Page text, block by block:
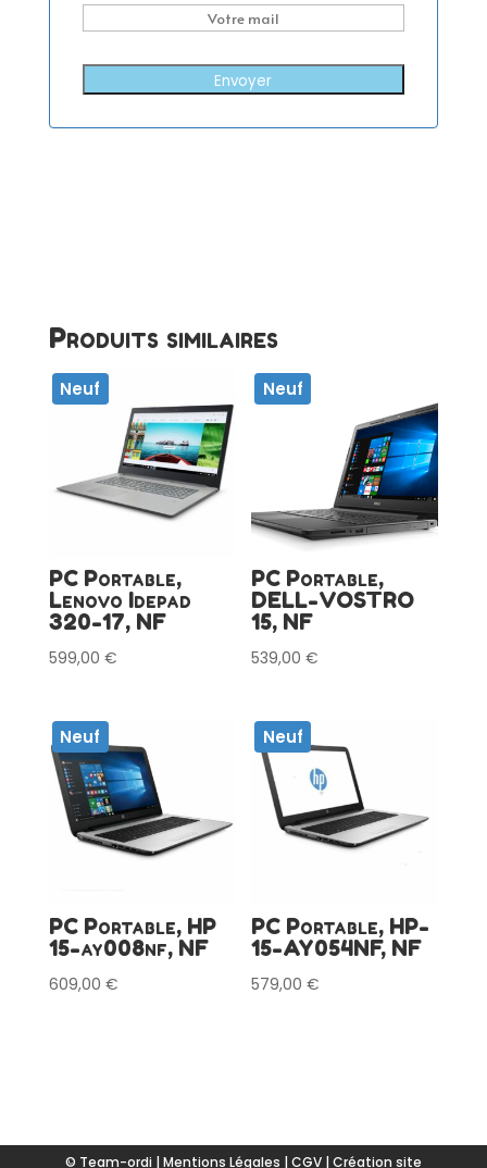
Envoyer
Produits similaires
Neuf
PC Portable,
Lenovo Idepad
320-17, NF
599,00 €
Neuf
PC Portable,
DELL-VOSTRO
15, NF
539,00€
Neuf
PC Portable, HP
15-ay008nf, NF
609,00 €
Neuf
PC Portable, HP-
15-AY054NF, NF
579,00€
© Team-ordi | Mentions Légales | CGV| Création site